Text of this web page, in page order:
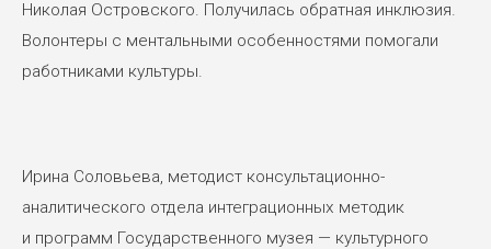
Николая Островского. Получилась обратная инклюзия.
Волонтеры с ментальными особенностями помогали
работниками культуры.
Ирина Соловьева, методист консультационно-
аналитического отдела интеграционных методик
и программ Государственного музея — культурного